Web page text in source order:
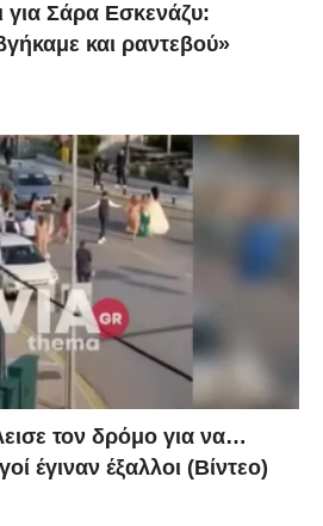
Σάρα Εσκενάζυ:
και ραντεβού»
τον δρόμο για να…
έγιναν έξαλλοι (Βίντεο)